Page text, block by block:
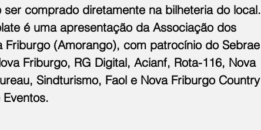
comprado diretamente na bilheteria do local.
é uma apresentação da Associação dos
(Amorango), com patrocínio do Sebrae
Friburgo, RG Digital, Acianf, Rota-116, Nova
Sindturismo, Faol e Nova Friburgo Country